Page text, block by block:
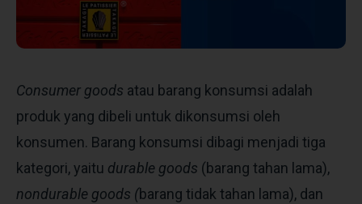
Consumer goods atau barang konsumsi adalah
produk yang dibeli untuk dikonsumsi oleh
konsumen. Barang konsumsi dibagi menjadi tiga
kategori, yaitu durable goods (barang tahan lama),
nondurable goods (barang tidak tahan lama), dan